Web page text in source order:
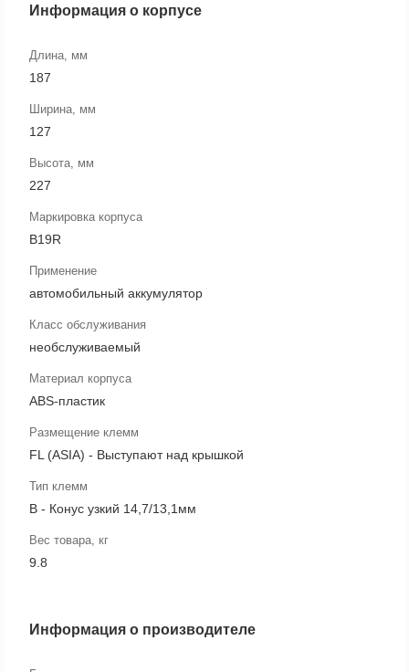
Информация о корпусе
Длина, мм
187
Ширина, мм
127
Высота, мм
227
Маркировка корпуса
B19R
Применение
автомобильный аккумулятор
Класс обслуживания
необслуживаемый
Материал корпуса
ABS-пластик
Размещение клемм
FL (ASIA) - Выступают над крышкой
Тип клемм
B - Конус узкий 14,7/13,1мм
Вес товара, кг
9.8
Информация о производителе